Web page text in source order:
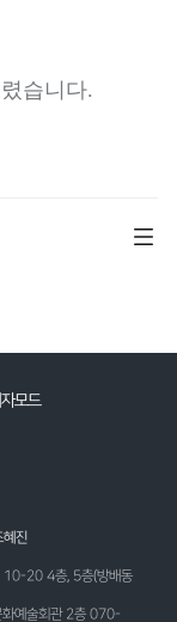
습니다.
모드
혜진
10-20 4층, 5층(방배동
예술회관 2층 070-